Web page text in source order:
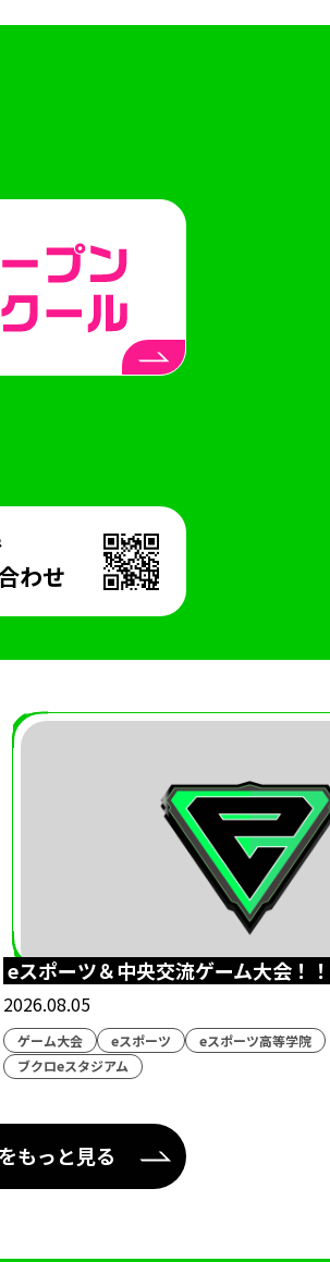
わせ
eスポーツ＆中央交流ゲーム大会！！
2026.08.05
ゲーム大会 eスポーツ
eスポーツ高等学院
ブクロeスタジアム
もっと見る